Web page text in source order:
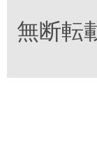
無断転